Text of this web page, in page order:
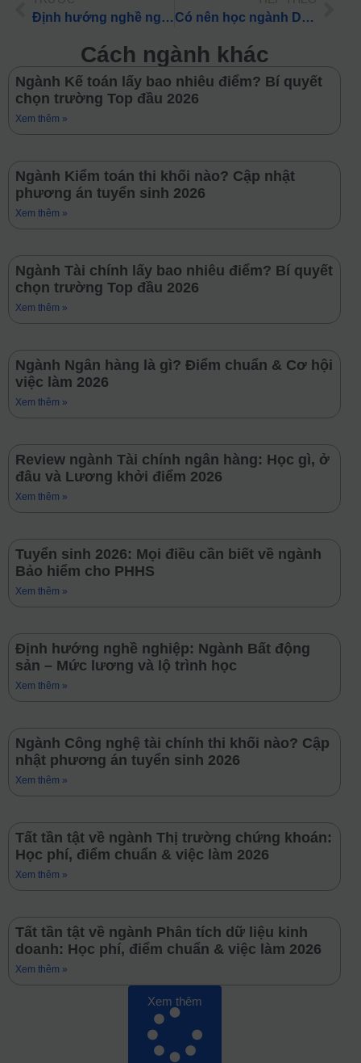
Định hướng nghề nghiệp: Ngành Thiết kế sáng tạo – Mức lương và lộ trình học Có nên học ngành Diễn viên kịch điện ảnh? Triển vọng & Tổ hợp xét tuyển 2026
Cách ngành khác
Ngành Kế toán lấy bao nhiêu điểm? Bí quyết
chọn trường Top đầu 2026
Xem thêm »
Ngành Kiểm toán thi khối nào? Cập nhật
phương án tuyển sinh 2026
Xem thêm »
Ngành Tài chính lấy bao nhiêu điểm? Bí quyết
chọn trường Top đầu 2026
Xem thêm »
Ngành Ngân hàng là gì? Điểm chuẩn & Cơ hội
việc làm 2026
Xem thêm »
Review ngành Tài chính ngân hàng: Học gì, ở
đâu và Lương khởi điểm 2026
Xem thêm »
Tuyển sinh 2026: Mọi điều cần biết về ngành
Bảo hiểm cho PHHS
Xem thêm »
Định hướng nghề nghiệp: Ngành Bất động
sản – Mức lương và lộ trình học
Xem thêm »
Ngành Công nghệ tài chính thi khối nào? Cập
nhật phương án tuyển sinh 2026
Xem thêm »
Tất tần tật về ngành Thị trường chứng khoán:
Học phí, điểm chuẩn & việc làm 2026
Xem thêm »
Tất tần tật về ngành Phân tích dữ liệu kinh
doanh: Học phí, điểm chuẩn & việc làm 2026
Xem thêm »
Xem thêm